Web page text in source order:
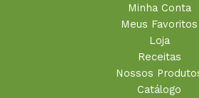
Minha Conta
Meus Favoritos
Loja
Receitas
Nossos
Catálogo